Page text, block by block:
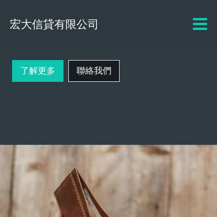
宏大信貸有限公司
!WkTd~!WkTr~!WkTd~!Wk
了解更多 聯絡我們